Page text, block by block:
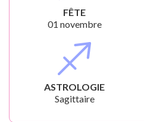
FÊTE
01 novembre
ASTROLOGIE
Sagittaire